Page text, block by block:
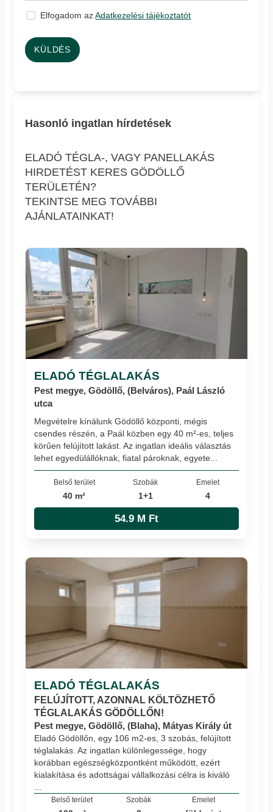
Elfogadom azAdatkezelési tájékoztatót
KÜLDÉS
Hasonló ingatlan hírdetések
ELADÓ TÉGLA-, VAGY PANELLAKÁS
HIRDETÉST KERES GÖDÖLLŐ
TERÜLETÉN?
TEKINTSE MEG TOVÁBBI
AJÁNLATAINKAT!
ELADÓ TÉGLALAKÁS
Pest megye, Gödöllő, (Belváros), Paál László
utca
Megvételre kínálunk Gödöllő központi, mégis
csendes részén, a Paál közben egy 40 m²-es, teljes
körűen felújított lakást. Az ingatlan ideális választás
lehet egyedülállóknak, fiatal pároknak, egyete...
Belső terület
40 m²
Szobák
1+1
Emelet
4
54.9 M Ft
ELADÓ TÉGLALAKÁS
FELÚJÍTOTT, AZONNAL KÖLTÖZHETŐ
TÉGLALAKÁS GÖDÖLLŐN!
Pest megye, Gödöllő, (Blaha), Mátyas Király út
Eladó Gödöllőn, egy 106 m2-es, 3 szobás, felújított
téglalakás. Az ingatlan különlegessége, hogy
korábban egészségközpontként működött, ezért
kialakítása és adottságai vállalkozási célra is kiváló
...
Belső terület Szobák Emelet